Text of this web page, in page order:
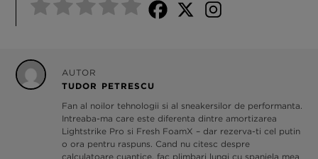
AUTOR
TUDOR PETRESCU
Fan al noilor tehnologii si al sneakersilor de performanta.
Intreaba-ma care este diferenta dintre amortizarea
Lightstrike Pro si Fresh FoamX – dar rezerva-ti cel putin
o ora pentru raspuns. Cand nu citesc despre
calculatoare cuantice, fac plimbari lungi cu spaniela mea